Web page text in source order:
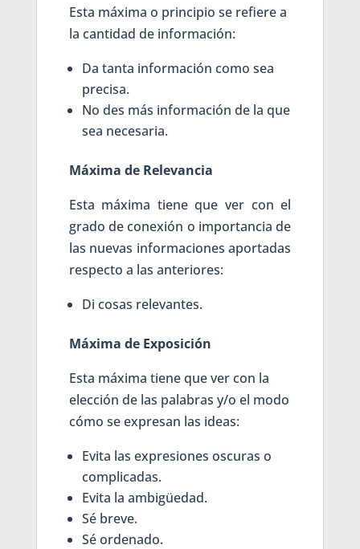
Esta máxima o principio se refiere a
la cantidad de información:
Da tanta información como sea
precisa.
No des más información de la que
sea necesaria.
Máxima de Relevancia
Esta máxima tiene que ver con el
grado de conexión o importancia de
las nuevas informaciones aportadas
respecto a las anteriores:
Di cosas relevantes.
Máxima de Exposición
Esta máxima tiene que ver con la
elección de las palabras y/o el modo
cómo se expresan las ideas:
Evita las expresiones oscuras o
complicadas.
Evita la ambigüedad.
Sé breve.
Sé ordenado.